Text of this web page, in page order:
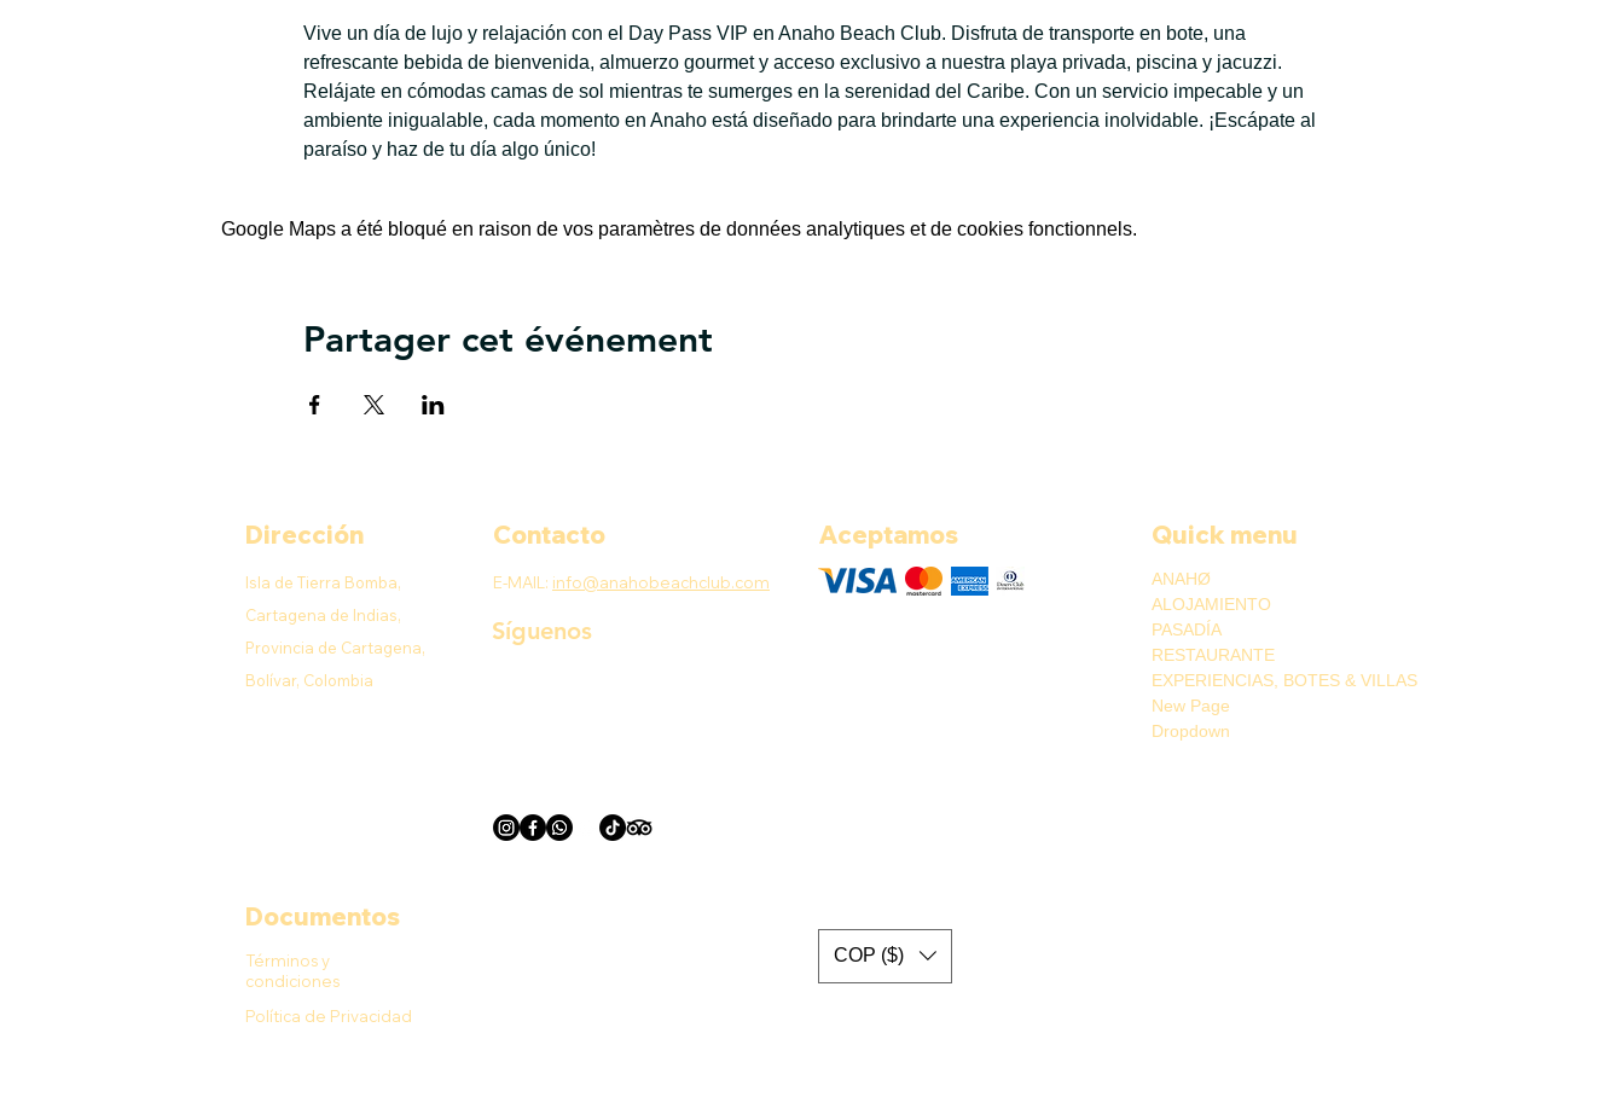
Vive un día de lujo y relajación con el Day Pass VIP en Anaho Beach Club. Disfruta de transporte en bote, una
refrescante bebida de bienvenida, almuerzo gourmet y acceso exclusivo a nuestra playa privada, piscina y jacuzzi.
Relájate en cómodas camas de sol mientras te sumerges en la serenidad del Caribe. Con un servicio impecable y un
ambiente inigualable, cada momento en Anaho está diseñado para brindarte una experiencia inolvidable. ¡Escápate al
paraíso y haz de tu día algo único!
Google Maps a été bloqué en raison de vos paramètres de données analytiques et de cookies fonctionnels.
Partager cet événement
Dirección
Isla de Tierra Bomba,
Cartagena de Indias,
Provincia de Cartagena,
Bolívar, Colombia
Contacto
E-MAIL: info@anahobeachclub.com
Síguenos
Aceptamos Quick menu
ANAHØ
ALOJAMIENTO
PASADÍA
RESTAURANTE
EXPERIENCIAS, BOTES & VILLAS
New Page
Dropdown
Documentos
Términos y
condiciones
COP ($)
Política de Privacidad